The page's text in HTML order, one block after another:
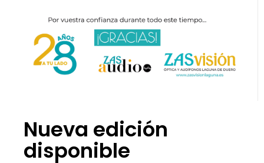
Nueva edición
disponible